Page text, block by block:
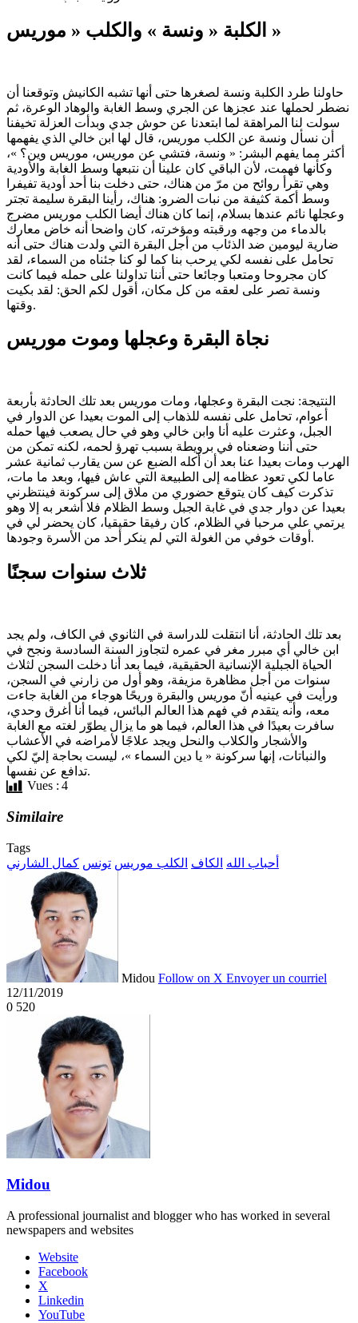
الكلبة « ونسة » والكلب « موريس »
حاولنا طرد الكلبة ونسة لصغرها حتى أنها تشبه الكانيش وتوقعنا أن
نضطر لحملها عند عجزها عن الجري وسط الغابة والوهاد الوعرة، ثم
سولت لنا المراهقة لما ابتعدنا عن حوش جدي وبدأت العزلة تخيفنا
أن نسأل ونسة عن الكلب موريس، قال لها ابن خالي الذي يفهمها
أكثر مما يفهم البشر: « ونسة، فتشي عن موريس، موريس وين؟ »،
وكأنها فهمت، لأن الباقي كان علينا أن نتبعها وسط الغابة والأودية
وهي تقرأ روائح من مرّ من هناك، حتى دخلت بنا أحد أودية تفيفرا
وسط أكمة كثيفة من نبات الضرو: هناك، رأينا البقرة سليمة تجتر
وعجلها نائم عندها بسلام، إنما كان هناك أيضا الكلب موريس مضرج
بالدماء من وجهه ورقبته ومؤخرته، كان واضحا أنه خاض معارك
ضارية ليومين ضد الذئاب من أجل البقرة التي ولدت هناك حتى أنه
تحامل على نفسه لكي يرحب بنا كما لو كنا جئناه من السماء، لقد
كان مجروحا ومتعبا وجائعا حتى أننا تداولنا على حمله فيما كانت
ونسة تصر على لعقه من كل مكان، أقول لكم الحق: لقد بكيت
وقتها.
نجاة البقرة وعجلها وموت موريس
النتيجة: نجت البقرة وعجلها، ومات موريس بعد تلك الحادثة بأربعة
أعوام، تحامل على نفسه للذهاب إلى الموت بعيدا عن الدوار في
الجبل، وعثرت عليه أنا وابن خالي وهو في حال يصعب فيها حمله
حتى أننا وضعناه في برويطة بسبب تهرؤ لحمه، لكنه تمكن من
الهرب ومات بعيدا عنا بعد أن أكله الضبع عن سن يقارب ثمانية عشر
عاما لكي تعود عظامه إلى الطبيعة التي عاش فيها، وبعد ما مات،
تذكرت كيف كان يتوقع حضوري من ملاق إلى سركونة فينتظرني
بعيدا عن دوار جدي في غابة الجبل وسط الظلام فلا أشعر به إلا وهو
يرتمي علي مرحبا في الظلام، كان رفيقا حقيقيا، كان يحضر لي في
أوقات خوفي من الغولة التي لم ينكر أحد من الأسرة وجودها.
ثلاث سنوات سجنًا
بعد تلك الحادثة، أنا انتقلت للدراسة في الثانوي في الكاف، ولم يجد
ابن خالي أي مبرر مغر في عمره لتجاوز السنة السادسة ونجح في
الحياة الجبلية الإنسانية الحقيقية، فيما بعد أنا دخلت السجن لثلاث
سنوات من أجل مظاهرة مزيفة، وهو أول من زارني في السجن،
ورأيت في عينيه أنّ موريس والبقرة وريحًا هوجاء من الغابة جاءت
معه، وأنه يتقدم في فهم هذا العالم البائس، فيما أنا أغرق وحدي،
سافرت بعيدًا في هذا العالم، فيما هو ما يزال يطوّر لغته مع الغابة
والأشجار والكلاب والنحل ويجد علاجًا لأمراضه في الأعشاب
والنباتات، إنها سركونة « يا دين السماء »، ليست بحاجة إليّ لكي
تدافع عن نفسها.
Vues : 4
Similaire
Tags
أحباب الله الكاف الكلب موريس تونس كمال الشارني
Midou Follow on X Envoyer un courriel
12/11/2019
0 520
Midou
A professional journalist and blogger who has worked in several
newspapers and websites
Website
Facebook
X
Linkedin
YouTube